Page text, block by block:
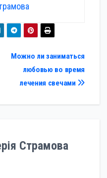
Можно ли заниматься
любовью во время
лечения свечами
Страмова